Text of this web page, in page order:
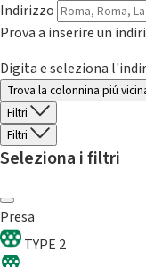
Indirizzo
Prova a inserire un
Digita e seleziona
Trova la colonnina piú
Filtri
Filtri
Seleziona i filtri
Presa
TYPE 2